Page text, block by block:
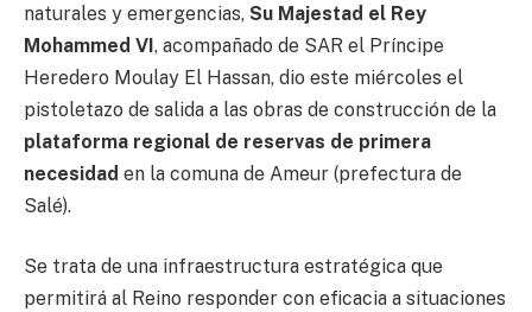
naturales y emergencias, Su Majestad el Rey
Mohammed VI, acompañado de SAR el Príncipe
Heredero Moulay El Hassan, dio este miércoles el
pistoletazo de salida a las obras de construcción de la
plataforma regional de reservas de primera
necesidad en la comuna de Ameur (prefectura de
Salé).
Se trata de una infraestructura estratégica que
permitirá al Reino responder con eficacia a situaciones